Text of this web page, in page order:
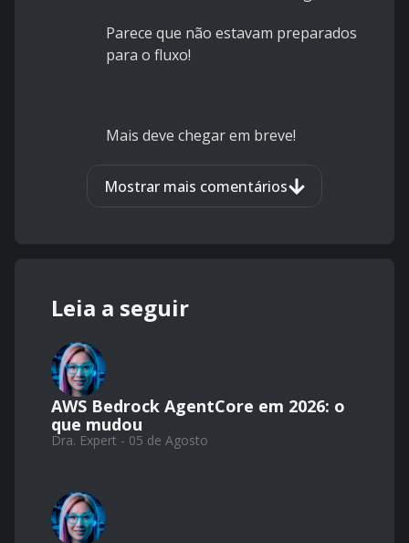
Parece que não estavam preparados
para o fluxo!
Mais deve chegar em breve!
Mostrar mais comentários
Leia a seguir
AWS Bedrock AgentCore em 2026: o
que mudou
Dra. Expert - 05 de Agosto